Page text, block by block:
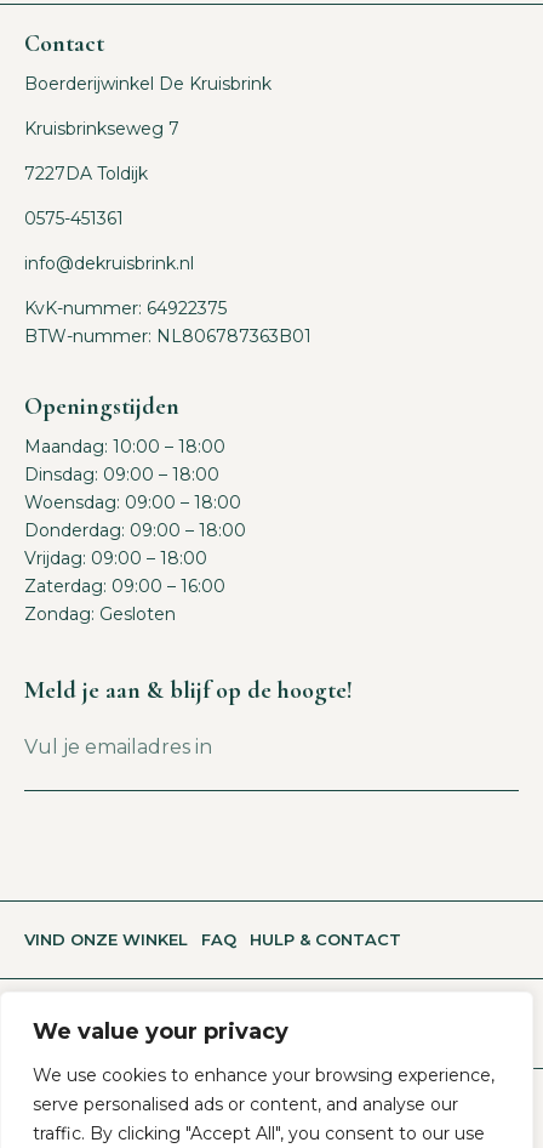
We value your privacy
We use cookies to enhance your browsing experience,
serve personalised ads or content, and analyse our
traffic. By clicking "Accept All", you consent to our use
Contact
Boerderijwinkel De Kruisbrink
Kruisbrinkseweg 7
7227DA Toldijk
0575-451361
info@dekruisbrink.nl
KvK-nummer: 64922375
BTW-nummer: NL806787363B01
Openingstijden
Maandag: 10:00 – 18:00
Dinsdag: 09:00 – 18:00
Woensdag: 09:00 – 18:00
Donderdag: 09:00 – 18:00
Vrijdag: 09:00 – 18:00
Zaterdag: 09:00 – 16:00
Zondag: Gesloten
Meld je aan & blijf op de hoogte!
VIND ONZE WINKEL FAQ HULP & CONTACT
Algemene Voorwaarden Privacy- En Cookiebeleid